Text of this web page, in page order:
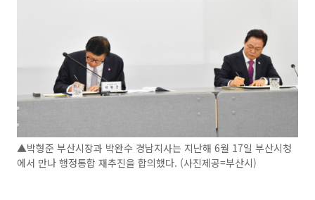
▲박형준 부산시장과 박완수 경남지사는 지난해 6월 17일 부산시청
에서 만나 행정통합 재추진을 합의했다. (사진제공=부산시)